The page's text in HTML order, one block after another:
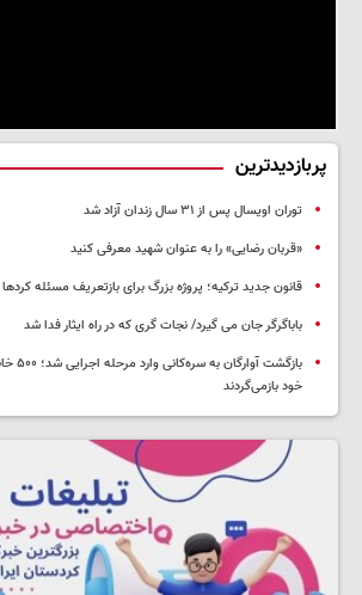
پربازدیدترین
توران اویسال پس از ۳۱ سال زندان آزاد شد
«قربان رضایی» را به عنوان شهید معرفی کنید
قانون جدید ترکیه؛ پروژه بزرگ‌ برای بازتعریف مسئله کردها
باباگرگر جان می گیرد/ نجات گری که در راه ایثار فدا شد
خود بازمی‌گردند